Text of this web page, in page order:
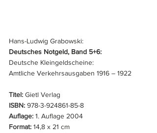
Hans-Ludwig Grabowski:
Deutsches Notgeld, Band 5+6:
Deutsche Kleingeldscheine:
Amtliche Verkehrsausgaben 1916 – 1922
Titel: Gietl Verlag
ISBN: 978-3-924861-85-8
Auflage: 1. Auflage 2004
Format: 14,8 x 21 cm